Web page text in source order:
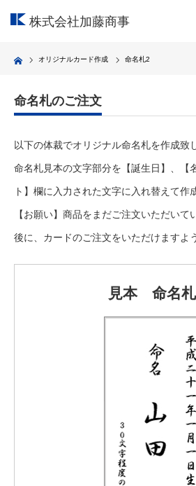
株式会社加藤商事
Home オリジナルカード作成 命名札2
命名札のご注文
以下の体裁でオリジナル命名札を作成致
命名札見本の文字部分を【誕生日】、【
ト】欄に入力された文字に入れ替えて作
【お願い】商品をまだご注文いただいて
後に、カードのご注文をいただけますよ
見本 命名